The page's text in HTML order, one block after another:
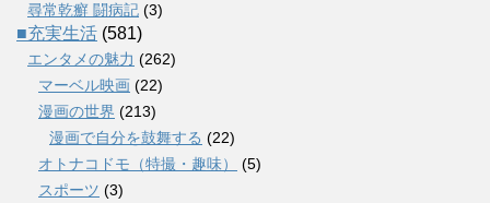
尋常乾癬 闘病記 (3)
■充実生活 (581)
エンタメの魅力 (262)
マーベル映画 (22)
漫画の世界 (213)
漫画で自分を鼓舞する (22)
オトナコドモ（特撮・趣味）
(5)
スポーツ (3)